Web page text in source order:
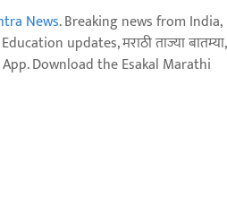
News. Breaking news from India,
updates, मराठी ताज्या बातम्या,
App. Download the Esakal Marathi